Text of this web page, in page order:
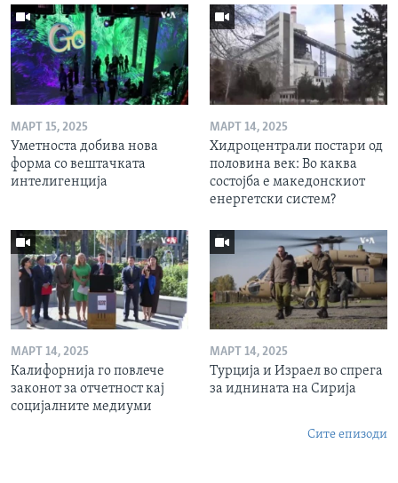
МАРТ 15, 2025
Уметноста добива нова
форма со вештачката
интелигенција
МАРТ 14, 2025
Хидроцентрали постари од
половина век: Во каква
состојба е македонскиот
енергетски систем?
МАРТ 14, 2025
Калифорнија го повлече
законот за отчетност кај
социјалните медиуми
МАРТ 14, 2025
Турција и Израел во спрега
за иднината на Сирија
Сите епизоди